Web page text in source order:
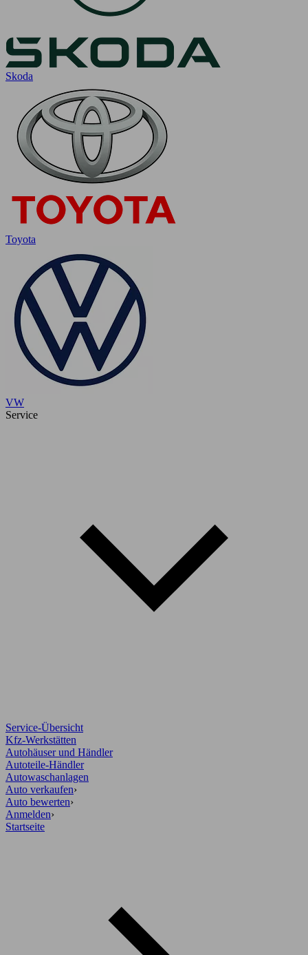
Skoda
Toyota
VW
Service
Service-Übersicht
Kfz-Werkstätten
Autohäuser und Händler
Autoteile-Händler
Autowaschanlagen
Auto verkaufen›
Auto bewerten›
Anmelden›
Startseite